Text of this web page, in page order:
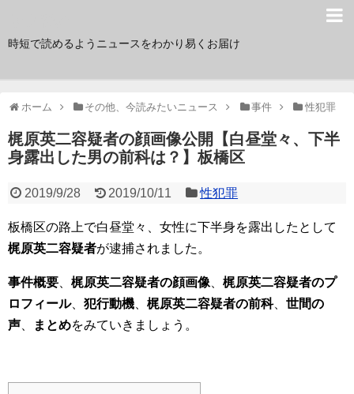
時短で読めるようニュースをわかり易くお届け
ホーム その他、今読みたいニュース 事件 性犯罪
梶原英二容疑者の顔画像公開【白昼堂々、下半
身露出した男の前科は？】板橋区
2019/9/28 2019/10/11 性犯罪
板橋区の路上で白昼堂々、女性に下半身を露出したとして
梶原英二容疑者が逮捕されました。
事件概要 梶原英二容疑者の顔画像
梶原英二容疑者のプ
ロフィール、 犯行動機 梶原英二容疑者の前科、 世間の
声
まとめをみていきましょう。